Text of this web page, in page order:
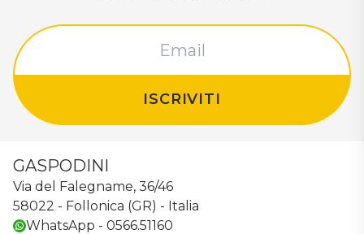
ISCRIVITI
GASPODINI
Via del Falegname, 36/46
58022 - Follonica (GR) - Italia
WhatsApp - 0566.51160